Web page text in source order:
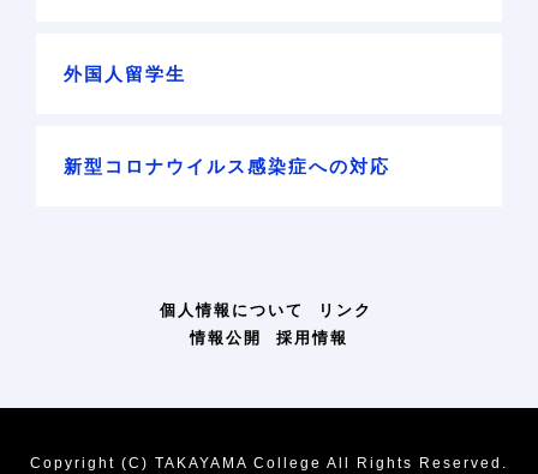
外国人留学生
新型コロナウイルス感染症への対応
個人情報について
リンク
情報公開
採用情報
Copyright (C) TAKAYAMA College All Rights Reserved.